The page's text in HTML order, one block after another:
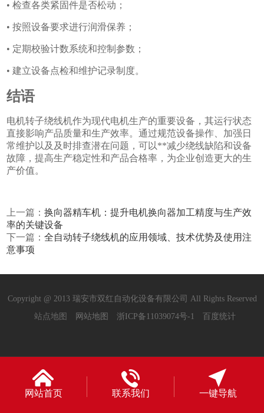
• 检查各类紧固件是否松动；
• 按照设备要求进行润滑保养；
• 定期校验计数系统和控制参数；
• 建立设备点检和维护记录制度。
结语
电机转子绕线机作为现代电机生产的重要设备，其运行状态
直接影响产品质量和生产效率。通过规范设备操作、加强日
常维护以及及时排查潜在问题，可以**减少绕线缺陷和设备
故障，提高生产稳定性和产品合格率，为企业创造更大的生
产价值。
上一篇：换向器精车机：提升电机换向器加工精度与生产效
率的关键设备
下一篇：全自动转子绕线机的应用领域、技术优势及使用注
意事项
Copyright @ 2013 瑞安市双红自动化设备有限公司 All Rights Reserved
站点地图
网站地图 浙ICP备11039074号-1 百度统计
网站首页 联系我们 一键导航